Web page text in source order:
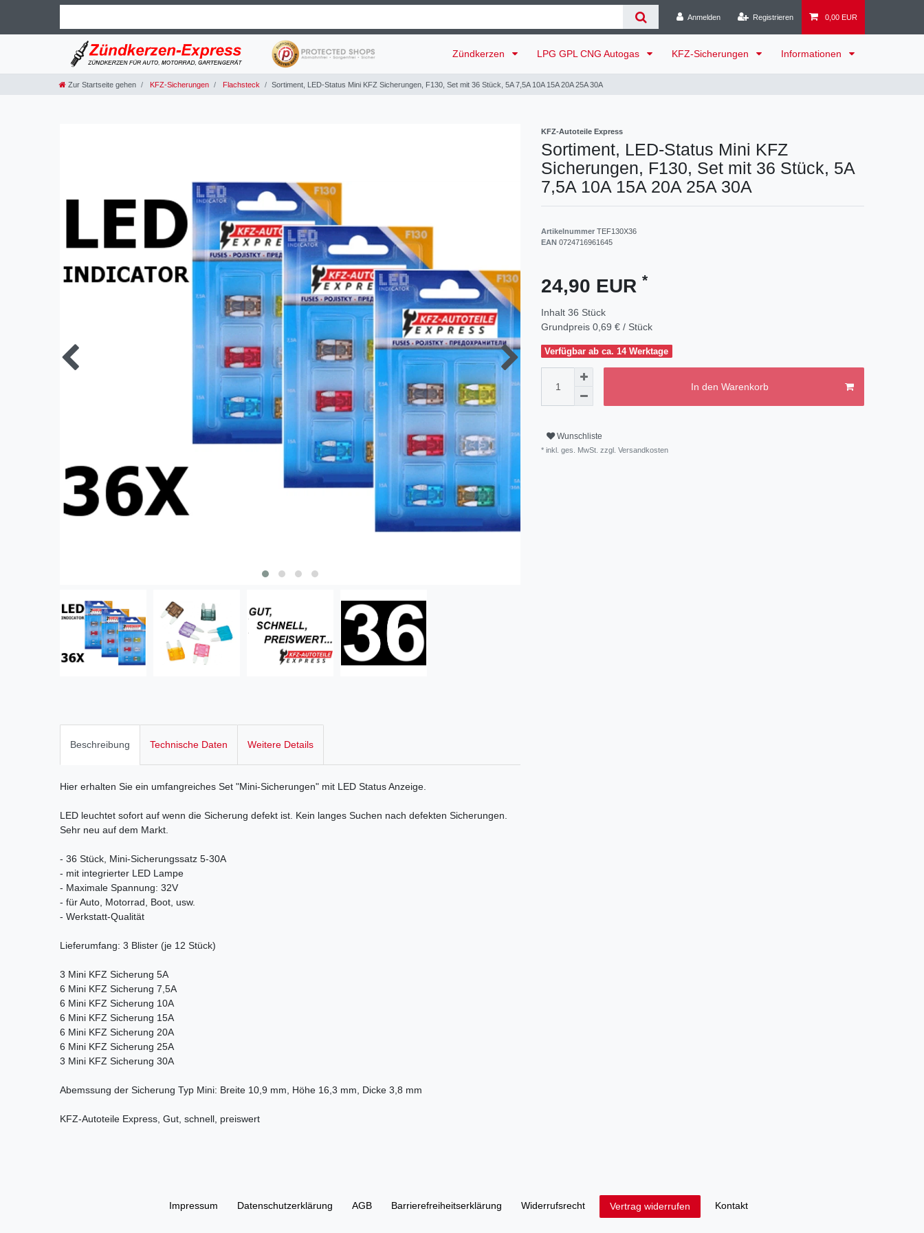
Anmelden Registrieren 0,00 EUR
Zündkerzen LPG GPL CNG Autogas KFZ-Sicherungen Informationen
Zur Startseite gehen KFZ-Sicherungen Flachsteck Sortiment, LED-Status Mini KFZ Sicherungen, F130, Set mit 36 Stück, 5A 7,5A 10A 15A 20A 25A 30A
KFZ-Autoteile Express
Sortiment, LED-Status Mini KFZ
Sicherungen, F130, Set mit 36 Stück, 5A
7,5A 10A 15A 20A 25A 30A
Artikelnummer TEF130X36
EAN 0724716961645
24,90 EUR *
Inhalt 36 Stück
Grundpreis 0,69 € / Stück
Verfügbar ab ca. 14 Werktage
In den Warenkorb
Wunschliste
* inkl. ges. MwSt. zzgl. Versandkosten
Beschreibung Technische Daten Weitere Details
Hier erhalten Sie ein umfangreiches Set "Mini-Sicherungen" mit LED Status Anzeige.
LED leuchtet sofort auf wenn die Sicherung defekt ist. Kein langes Suchen nach defekten Sicherungen.
Sehr neu auf dem Markt.
- 36 Stück, Mini-Sicherungssatz 5-30A
- mit integrierter LED Lampe
- Maximale Spannung: 32V
- für Auto, Motorrad, Boot, usw.
- Werkstatt-Qualität
Lieferumfang: 3 Blister (je 12 Stück)
3 Mini KFZ Sicherung 5A
6 Mini KFZ Sicherung 7,5A
6 Mini KFZ Sicherung 10A
6 Mini KFZ Sicherung 15A
6 Mini KFZ Sicherung 20A
6 Mini KFZ Sicherung 25A
3 Mini KFZ Sicherung 30A
Abemssung der Sicherung Typ Mini: Breite 10,9 mm, Höhe 16,3 mm, Dicke 3,8 mm
KFZ-Autoteile Express, Gut, schnell, preiswert
Impressum Daten­schutz­erklärung AGB Barrierefreiheitserklärung Widerrufs­recht Vertrag widerrufen Kontakt